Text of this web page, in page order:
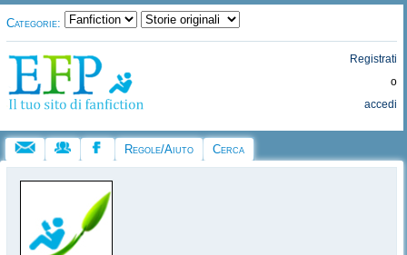
Categorie:
Registrati
o
accedi
Regole/Aiuto Cerca